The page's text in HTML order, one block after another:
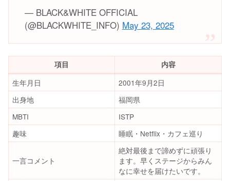
— BLACK&WHITE OFFICIAL
(@BLACKWHITE_INFO) May 23, 2025
項目 内容
生年月日
2001年9月2日
出身地
福岡県
MBTI
ISTP
趣味
睡眠・Netflix・カフェ巡り
一言コメント
絶対最後まで諦めずに頑張り
ます。早くステージからみん
なに幸せを届けたいです。